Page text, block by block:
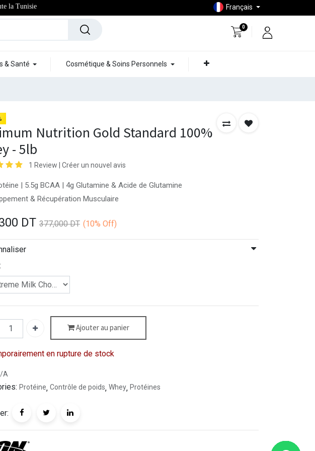
la Tunisie Français
0
& Santé Cosmétique & Soins Personnels
Nutrition Gold Standard 100%
- 5lb
1 Review | Créer un nouvel avis
| 5.5g BCAA | 4g Glutamine & Acide de Glutamine
& Récupération Musculaire
DT 377,000DT (10% Off)
Ajouter au panier
en rupture de stock
A
Protéine, Contrôle de poids, Whey, Protéines